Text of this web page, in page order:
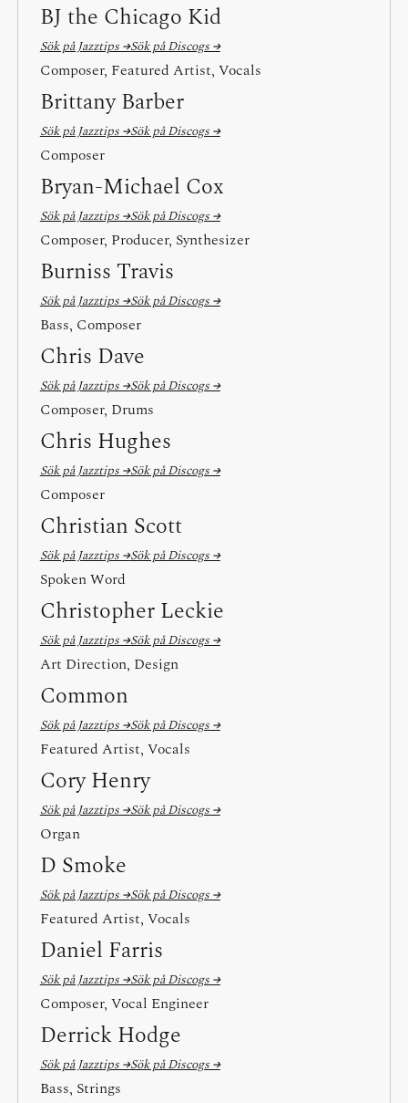
BJ the Chicago Kid
Sök på Jazztips →Sök på Discogs →
Composer, Featured Artist, Vocals
Brittany Barber
Sök på Jazztips →Sök på Discogs →
Composer
Bryan-Michael Cox
Sök på Jazztips →Sök på Discogs →
Composer, Producer, Synthesizer
Burniss Travis
Sök på Jazztips →Sök på Discogs →
Bass, Composer
Chris Dave
Sök på Jazztips →Sök på Discogs →
Composer, Drums
Chris Hughes
Sök på Jazztips →Sök på Discogs →
Composer
Christian Scott
Sök på Jazztips →Sök på Discogs →
Spoken Word
Christopher Leckie
Sök på Jazztips →Sök på Discogs →
Art Direction, Design
Common
Sök på Jazztips →Sök på Discogs →
Featured Artist, Vocals
Cory Henry
Sök på Jazztips →Sök på Discogs →
Organ
D Smoke
Sök på Jazztips →Sök på Discogs →
Featured Artist, Vocals
Daniel Farris
Sök på Jazztips →Sök på Discogs →
Composer, Vocal Engineer
Derrick Hodge
Sök på Jazztips →Sök på Discogs →
Bass, Strings